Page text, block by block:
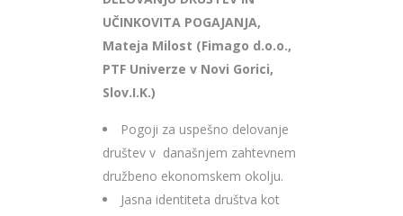
UČINKOVITA POGAJANJA,
Mateja Milost (Fimago d.o.o.,
PTF Univerze v Novi Gorici,
Slov.I.K.)
Pogoji za uspešno delovanje
društev v današnjem zahtevnem
družbeno ekonomskem okolju.
Jasna identiteta društva kot